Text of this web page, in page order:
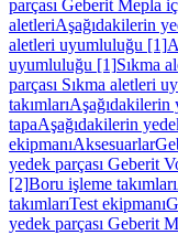
parçası Geberit Mepla
aletleriAşağıdakilerin
aletleri uyumluluğu [1]
uyumluluğu [1]Sıkma
parçası Sıkma aletleri
takımlarıAşağıdakilerin
tapaAşağıdakilerin
ekipmanıAksesuarlar
yedek parçası Geberit
[2]Boru işleme takımları
takımlarıTest ekipmanı
yedek parçası Geberit